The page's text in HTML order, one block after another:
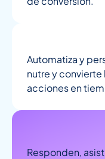
Automatiza y
nutre y
acciones en
Responden,